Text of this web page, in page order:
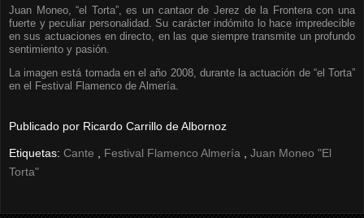
Juan Moneo, “el Torta”, es un cantaor de Jerez de la Frontera con una
fuerte y peculiar personalidad. Su carácter indómito lo hace impredecible
en sus actuaciones en directo, en las que siempre transmite un profundo
sentimiento y pasión.
La imagen está tomada en el año 2008, durante la actuación de “el Torta”
en el Festival Flamenco de Almería.
Publicado por Ricardo Carrillo de Albornoz
Etiquetas: Cante , Festival Flamenco Almería , Juan Moneo "El
Torta"